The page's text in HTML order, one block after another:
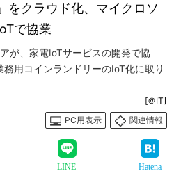
をクラウド化、マイクロソ
で協業
が、家電IoTサービスの開発で協
用コインランドリーのIoT化に取り
[＠IT]
PC用表示
関連情報
LINE Hatena